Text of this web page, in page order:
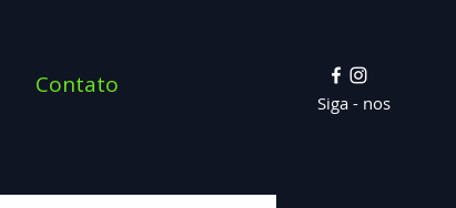
Contato
Siga - nos